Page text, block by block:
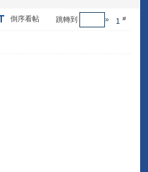
1 #
跳轉到 »
倒序看帖